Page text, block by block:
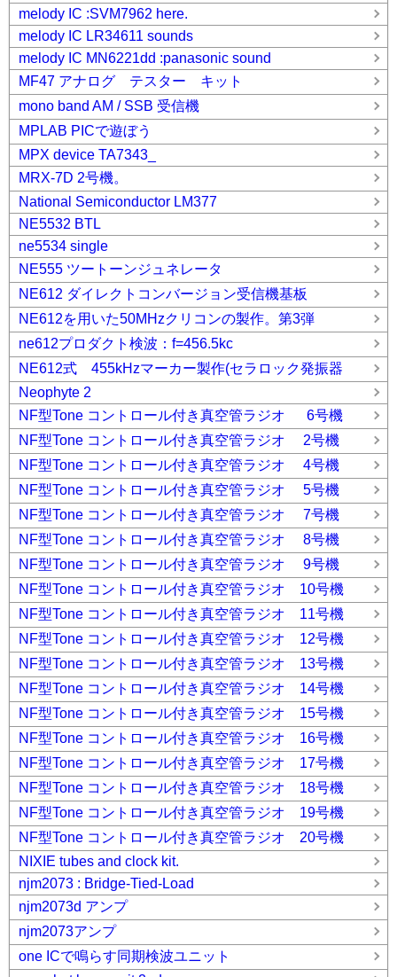
melody IC :SVM7962 here.
melody IC LR34611 sounds
melody IC MN6221dd :panasonic sound
MF47 アナログ テスター キット
mono band AM / SSB 受信機
MPLAB PICで遊ぼう
MPX device TA7343_
MRX-7D 2号機。
National Semiconductor LM377
NE5532 BTL
ne5534 single
NE555 ツートーンジュネレータ
NE612 ダイレクトコンバージョン受信機基板
NE612を用いた50MHzクリコンの製作。第3弾
ne612プロダクト検波：f=456.5kc
NE612式 455kHzマーカー製作(セラロック発振器
Neophyte 2
NF型Tone コントロール付き真空管ラジオ 6号機
NF型Tone コントロール付き真空管ラジオ 2号機
NF型Tone コントロール付き真空管ラジオ 4号機
NF型Tone コントロール付き真空管ラジオ 5号機
NF型Tone コントロール付き真空管ラジオ 7号機
NF型Tone コントロール付き真空管ラジオ 8号機
NF型Tone コントロール付き真空管ラジオ 9号機
NF型Tone コントロール付き真空管ラジオ 10号機
NF型Tone コントロール付き真空管ラジオ 11号機
NF型Tone コントロール付き真空管ラジオ 12号機
NF型Tone コントロール付き真空管ラジオ 13号機
NF型Tone コントロール付き真空管ラジオ 14号機
NF型Tone コントロール付き真空管ラジオ 15号機
NF型Tone コントロール付き真空管ラジオ 16号機
NF型Tone コントロール付き真空管ラジオ 17号機
NF型Tone コントロール付き真空管ラジオ 18号機
NF型Tone コントロール付き真空管ラジオ 19号機
NF型Tone コントロール付き真空管ラジオ 20号機
NIXIE tubes and clock kit.
njm2073 : Bridge-Tied-Load
njm2073d アンプ
njm2073アンプ
one ICで鳴らす同期検波ユニット